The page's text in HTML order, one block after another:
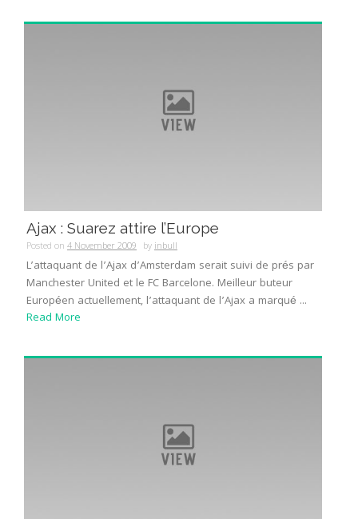
Ajax : Suarez attire l’Europe
Posted on 4 November 2009 byinbull
L’attaquant de l’Ajax d’Amsterdam serait suivi de prés par
Manchester United et le FC Barcelone. Meilleur buteur
Européen actuellement, l’attaquant de l’Ajax a marqué ...
Read More